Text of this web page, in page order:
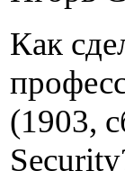
Как
(1903,